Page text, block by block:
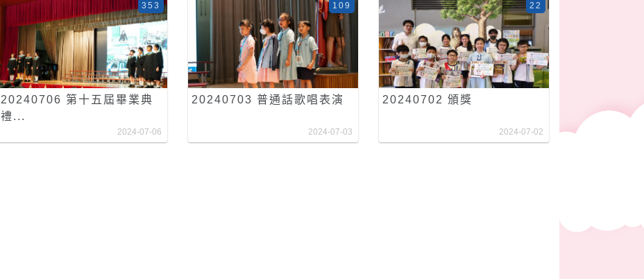
20240706 第十五屆畢業典
禮...
353
2024-07-06
20240703 普通話歌唱表演
109
2024-07-03
20240702 頒獎
22
2024-07-02